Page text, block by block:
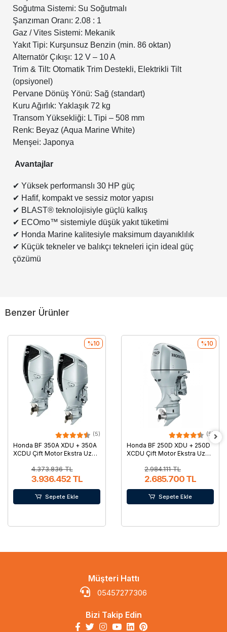
Soğutma Sistemi: Su Soğutmalı
Şanzıman Oranı: 2.08 : 1
Gaz / Vites Sistemi: Mekanik
Yakıt Tipi: Kurşunsuz Benzin (min. 86 oktan)
Alternatör Çıkışı: 12 V – 10 A
Trim & Tilt: Otomatik Trim Destekli, Elektrikli Tilt
(opsiyonel)
Pervane Dönüş Yönü: Sağ (standart)
Kuru Ağırlık: Yaklaşık 72 kg
Transom Yüksekliği: L Tipi – 508 mm
Renk: Beyaz (Aqua Marine White)
Menşei: Japonya
Avantajlar
✔ Yüksek performanslı 30 HP güç
✔ Hafif, kompakt ve sessiz motor yapısı
✔ BLAST® teknolojisiyle güçlü kalkış
✔ ECOmo™ sistemiyle düşük yakıt tüketimi
✔ Honda Marine kalitesiyle maksimum dayanıklılık
✔ Küçük tekneler ve balıkçı tekneleri için ideal güç
çözümü
Benzer Ürünler
(5)
Honda BF 350A XDU + 350A
XCDU Çift Motor Ekstra Uzun
4.373.836 TL
3.936.452 TL
%10
Sepete Ekle
(5)
Honda BF 250D XDU + 250D
XCDU Çift Motor Ekstra Uzun
2.984.111 TL
2.685.700 TL
%10
Sepete Ekle
Müşteri Hattı
05457277306
Bizi Takip Edin